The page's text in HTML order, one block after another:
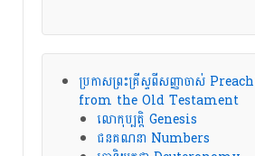
ប្រកាសព្រះគ្រីស្ទពីសញ្ញាចាស់
from the Old Testament
លោកុប្បត្តិ Genesis
ជនគណនា Numbers